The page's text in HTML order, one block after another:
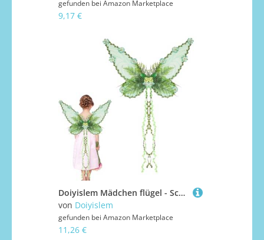
gefunden bei Amazon Marketplace
9,17 €
Doiyislem Mädchen flügel - Schmetterlingsflügel Kostüm mit 3D-Blüten und Blättern - Kostüm Zubehör für Frauen und Kinder Halloween Festival Cosplay
von Doiyislem
gefunden bei Amazon Marketplace
11,26 €